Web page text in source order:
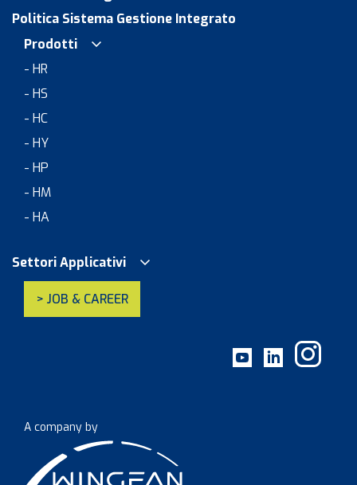
Politica Sistema Gestione Integrato
Prodotti
- HR
- HS
- HC
- HY
- HP
- HM
- HA
Settori Applicativi
> JOB & CAREER
A company by